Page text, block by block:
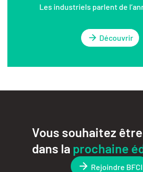
Les industriels parlent de
Découvrir
Vous souhaitez
dans la prochaine
Rejoindre BFCI